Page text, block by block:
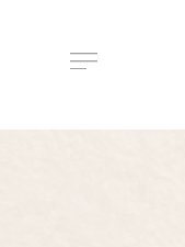
About